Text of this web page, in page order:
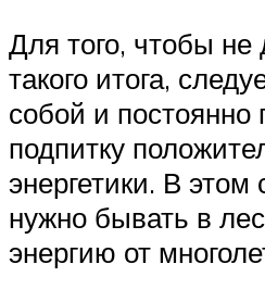
Для того, чтобы не
такого итога,
собой и постоянно
подпитку
энергетики. В
нужно бывать в
энергию от